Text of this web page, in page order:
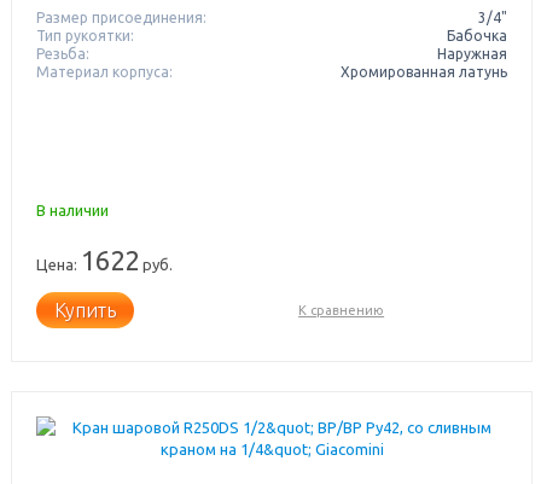
Размер присоединения:
3/4"
Тип рукоятки:
Бабочка
Резьба:
Наружная
Материал корпуса:
Хромированная латунь
В наличии
Цена: 1622 руб.
Купить К сравнению